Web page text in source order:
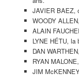
JAVIER BAEZ,
WOODY
ALAIN
LYNE HÉTU, la
DAN
RYAN
JIM